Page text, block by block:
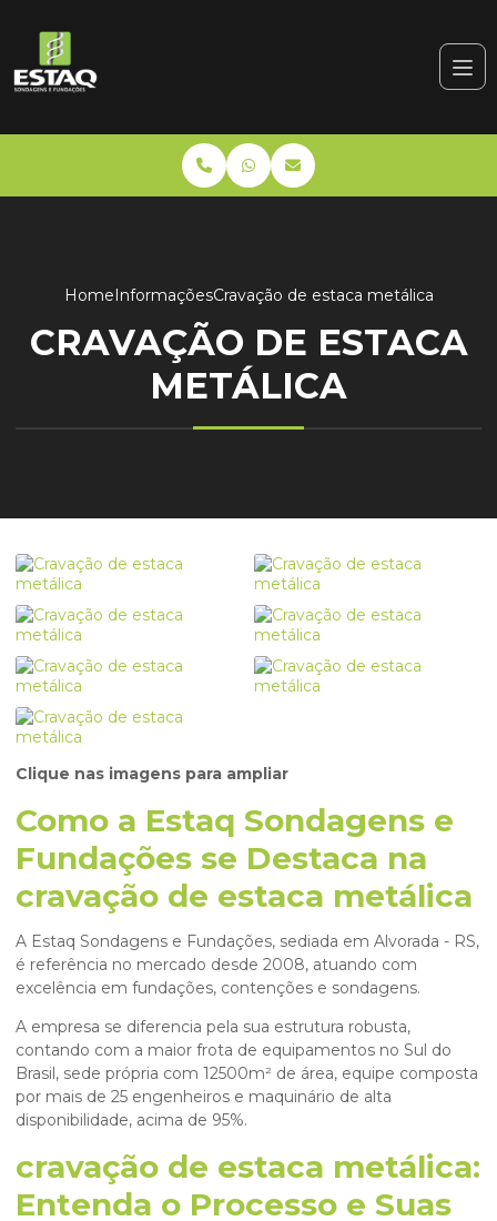
HomeInformaçõesCravação de estaca metálica
CRAVAÇÃO DE ESTACA
METÁLICA
Clique nas imagens para ampliar
Como a Estaq Sondagens e
Fundações se Destaca na
cravação de estaca metálica
A Estaq Sondagens e Fundações, sediada em Alvorada - RS,
é referência no mercado desde 2008, atuando com
excelência em fundações, contenções e sondagens.
A empresa se diferencia pela sua estrutura robusta,
contando com a maior frota de equipamentos no Sul do
Brasil, sede própria com 12500m² de área, equipe composta
por mais de 25 engenheiros e maquinário de alta
disponibilidade, acima de 95%.
cravação de estaca metálica:
Entenda o Processo e Suas